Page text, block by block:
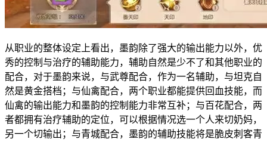
从职业的整体设定上看出，墨韵除了强大的输出能力以外，优
秀的控制与治疗的辅助能力，辅助自然是少不了和其他职业的
配合，对于墨韵来说，与武尊配合，作为一名辅助，与坦克自
然是黄金搭档；与仙禽配合，两个职业都能提供回血技能，而
仙禽的输出能力和墨韵的控制能力非常互补；与百花配合，两
者都拥有治疗辅助的定位，可以根据情况选一个人来切奶妈，
另一个切输出；与青城配合，墨韵的辅助技能将是脆皮刺客青